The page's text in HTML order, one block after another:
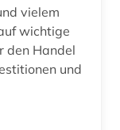
(1)
vielem
wichtige
den Handel
und